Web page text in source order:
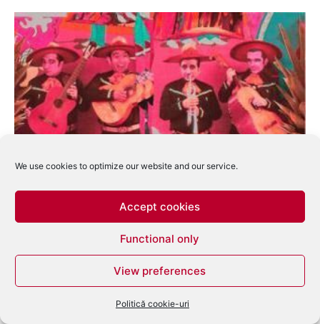
We use cookies to optimize our website and our service.
Accept cookies
Functional only
View preferences
Politică cookie-uri
Mexican Hotbox